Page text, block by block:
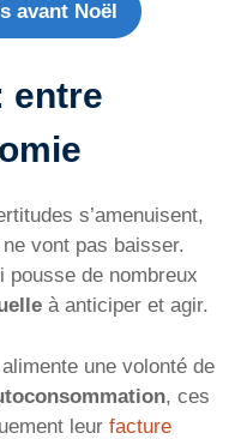
avant Noël
entre
s’amenuisent,
vont pas baisser.
pousse de nombreux
à anticiper et agir.
une volonté de
, ces
leur facture